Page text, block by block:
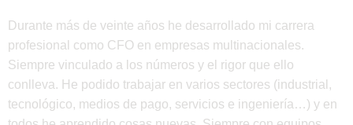
Durante más de veinte años he desarrollado mi carrera
profesional como CFO en empresas multinacionales.
Siempre vinculado a los números y el rigor que ello
conlleva. He podido trabajar en varios sectores (industrial,
tecnológico, medios de pago, servicios e ingeniería…) y en